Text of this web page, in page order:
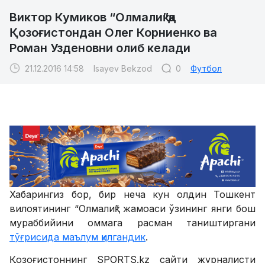
Виктор Кумиков “Олмалиқ”қа
Қозоғистондан Олег Корниенко ва
Роман Узденовни олиб келади
21.12.2016 14:58 Isayev Bekzod 0 Футбол
Хабарингиз бор, бир неча кун олдин Тошкент
вилоятининг “Олмалиқ” жамоаси ўзининг янги бош
мураббийини оммага расман таништиргани
тўғрисида маълум қилгандик.
Қозоғистоннинг SPORTS.kz сайти журналисти